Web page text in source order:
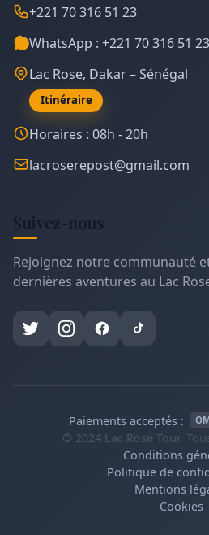
+221 70 316 51 23
WhatsApp : +221 70 316 51 23
Lac Rose, Dakar – Sénégal
Itinéraire
Horaires : 08h - 20h
lacroserepost@gmail.com
Suivez-nous
Rejoignez notre communauté
dernières aventures au Lac
Paiements acceptés :
© 2024 Lac Rose Tour.
Conditions
Politique de
Mentions
Cookies